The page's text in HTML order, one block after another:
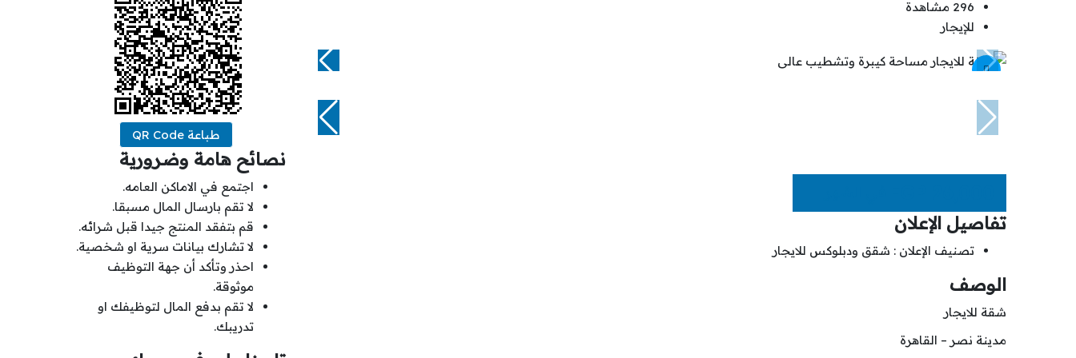
296 مشاهدة
للإيجار
تفاصيل الإعلان
تصنيف الإعلان : شقق ودبلوكس للايجار
الوصف
شقة للايجار
مدينة نصر – القاهرة
طباعة QR Code
نصائح هامة وضرورية
اجتمع في الاماكن العامه.
لا تقم بارسال المال مسبقا.
قم بتفقد المنتج جيدا قبل شرائه.
لا تشارك بيانات سرية او شخصية.
احذر وتأكد أن جهة التوظيف
موثوقة.
لا تقم بدفع المال لتوظيفك او
تدريبك.